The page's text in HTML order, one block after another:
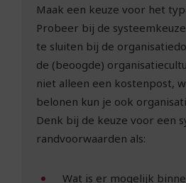
Maak een keuze voor het
Probeer bij de
te sluiten bij de
de (beoogde)
niet alleen een kostenpost,
belonen kun je ook
Denk bij de keuze voor een
randvoorwaarden als:
Wat is er mogelijk